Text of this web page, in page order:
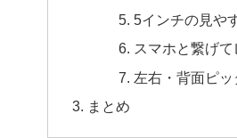
5インチの見や
スマホと繋げ
左右・背面ピ
まとめ